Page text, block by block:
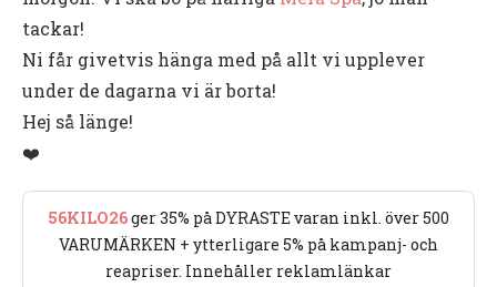
tackar!
Ni får givetvis hänga med på allt vi upplever
under de dagarna vi är borta!
Hej så länge!
❤️
56KILO26ger 35% på DYRASTE varan inkl. över 500
VARUMÄRKEN + ytterligare 5% på kampanj- och
reapriser. Innehåller reklamlänkar